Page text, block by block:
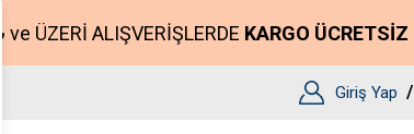
ve ÜZERİ ALIŞVERİŞLERDE KARGO ÜCRETSİZ
Giriş Yap /